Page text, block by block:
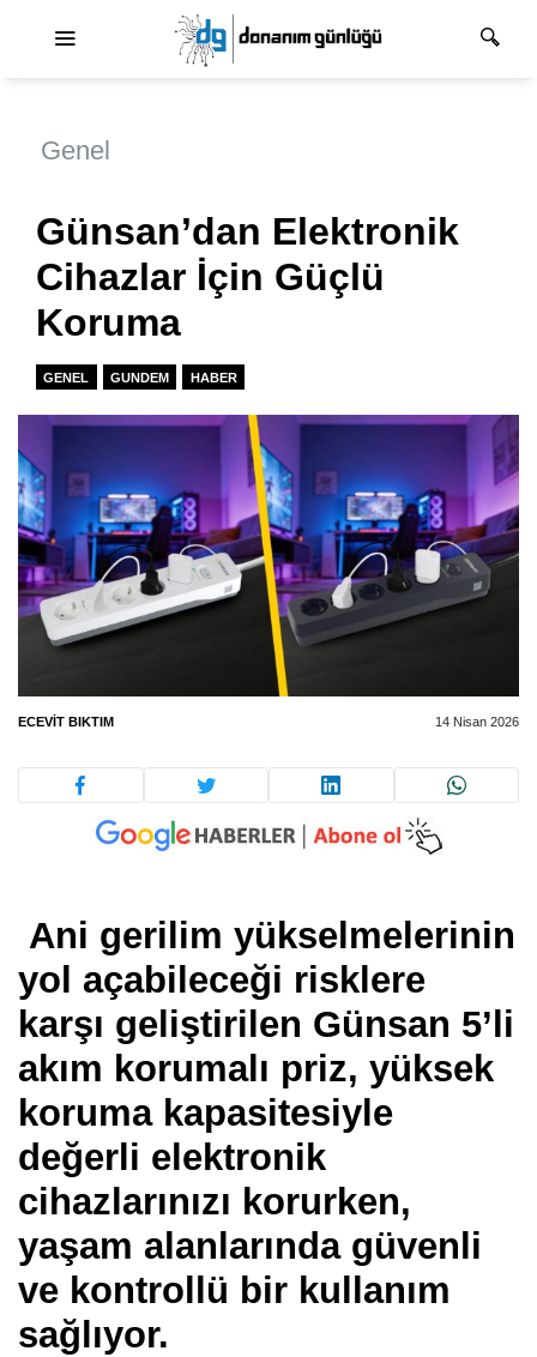
Genel
Günsan’dan Elektronik
Cihazlar İçin Güçlü
Koruma
GENEL GUNDEM HABER
ECEVIT BIKTIM 14 Nisan 2026
Ani gerilim yükselmelerinin
yol açabileceği risklere
karşı geliştirilen Günsan 5’li
akım korumalı priz, yüksek
koruma kapasitesiyle
değerli elektronik
cihazlarınızı korurken,
yaşam alanlarında güvenli
ve kontrollü bir kullanım
sağlıyor.